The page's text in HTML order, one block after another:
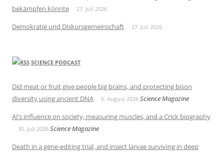
bekämpfen könnte
27. Juli 2026
Demokratie und Diskursgemeinschaft 27. Juli 2026
SCIENCE PODCAST
Did meat or fruit give people big brains, and protecting bison
diversity using ancient DNA
6. August 2026 Science Magazine
AI’s influence on society, measuring muscles, and a Crick biography
30. Juli 2026 Science Magazine
Death in a gene-editing trial, and insect larvae surviving in deep